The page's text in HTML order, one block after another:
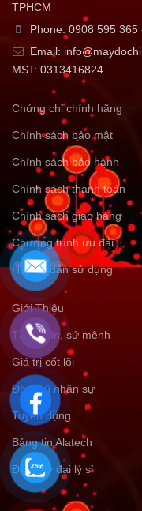
TPHCM
Phone: 0908 595
Email:
MST: 0313416824
Chứng chỉ chính hãng
Chính sách bảo mật
Chính sách bảo hành
Chính sách thanh toán
Chính sách giao hàng
Chương trình ưu đãi
Hướng dẫn sử dụng
Giới Thiệu
Tầm nhìn, sứ mệnh
Giá trị cốt lõi
Đội ngũ nhân sự
Tuyển dụng
Bảng tin Alatech
Đăng ký đại lý sỉ